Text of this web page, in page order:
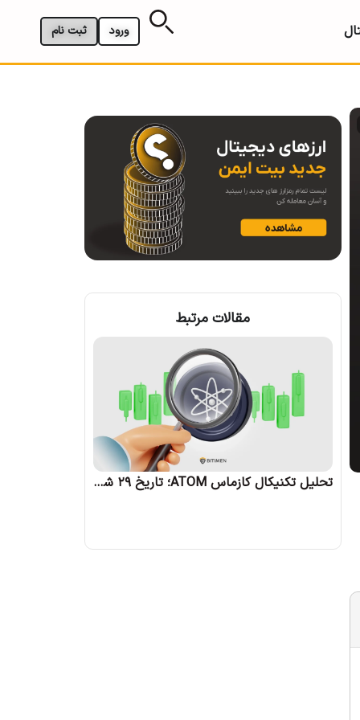
ثبت نام ورود
مقالات مرتبط
تحلیل تکنیکال کازماس ATOM؛ تاریخ 29 شهریور 1403